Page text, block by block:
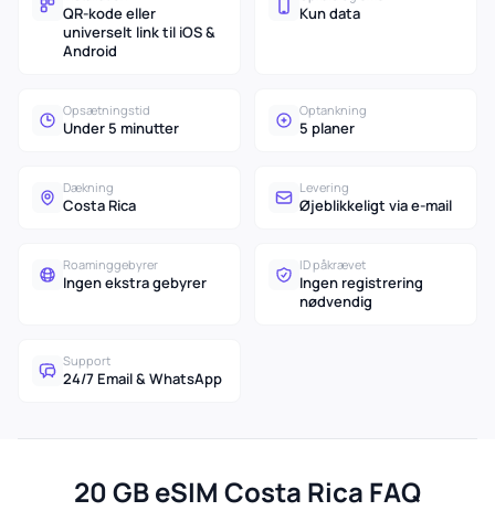
QR-kode eller
universelt link til iOS &
Android
Kun data
Opsætningstid
Under 5 minutter
Optankning
5 planer
Dækning
Costa Rica
Levering
Øjeblikkeligt via e-mail
Roaminggebyrer
Ingen ekstra gebyrer
ID påkrævet
Ingen registrering
nødvendig
Support
24/7 Email & WhatsApp
20 GB eSIM Costa Rica FAQ